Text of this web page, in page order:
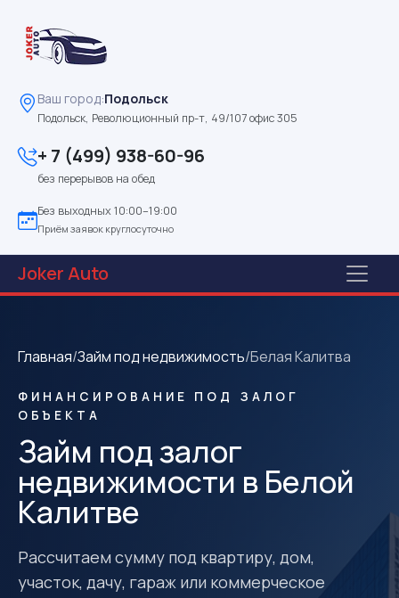
Ваш город:Подольск
Подольск, Революционный пр-т, 49/107 офис 305
+ 7 (499) 938-60-96
без перерывов на обед
Без выходных 10:00–19:00
Приём заявок круглосуточно
JokerAuto
Главная/Займ под недвижимость/Белая Калитва
ФИНАНСИРОВАНИЕ ПОД ЗАЛОГ
ОБЪЕКТА
Займ под залог
недвижимости в Белой
Калитве
Рассчитаем сумму под квартиру, дом,
участок, дачу, гараж или коммерческое